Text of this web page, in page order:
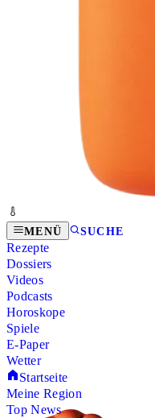
MENÜ SUCHE
Rezepte
Dossiers
Videos
Podcasts
Horoskope
Spiele
E-Paper
Wetter
Startseite
Meine Region
Top News